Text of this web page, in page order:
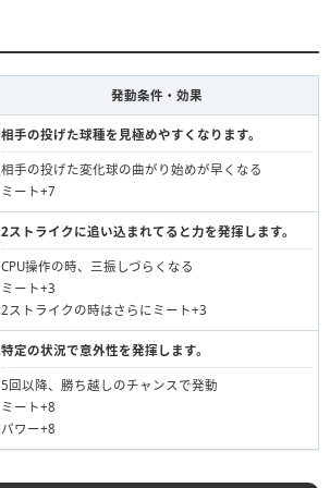
発動条件・効果
相手の投げた球種を見極めやすくなります。
相手の投げた変化球の曲がり始めが早くなる
ミート+7
2ストライクに追い込まれてると力を発揮します。
CPU操作の時、三振しづらくなる
ミート+3
2ストライクの時はさらにミート+3
特定の状況で意外性を発揮します。
5回以降、勝ち越しのチャンスで発動
ミート+8
パワー+8